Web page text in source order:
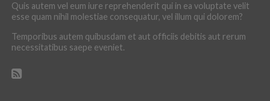
Quis autem vel eum iure reprehenderit qui in ea voluptate velit
esse quam nihil molestiae consequatur, vel illum qui dolorem?
Temporibus autem quibusdam et aut officiis debitis aut rerum
necessitatibus saepe eveniet.